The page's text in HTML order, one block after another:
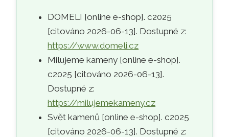
DOMELI [online e-shop]. c2025
[citováno 2026-06-13]. Dostupné z:
https://www.domeli.cz
Milujeme kameny [online e-shop].
c2025 [citováno 2026-06-13].
Dostupné z:
https://milujemekameny.cz
Svět kamenů [online e-shop]. c2025
[citováno 2026-06-13]. Dostupné z: